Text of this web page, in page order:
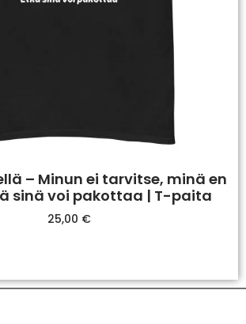
– Minun ei tarvitse, minä en
sinä voi pakottaa | T-paita
25,00 €